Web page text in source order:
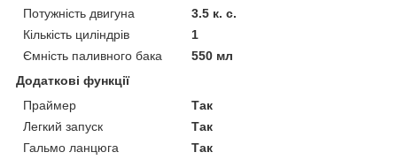
Потужність двигуна
3.5 к. с.
Кількість циліндрів
1
Ємність паливного бака
550 мл
Додаткові функції
Праймер
Так
Легкий запуск
Так
Гальмо ланцюга
Так